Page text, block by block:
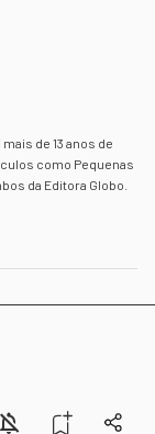
de 13 anos de
como Pequenas
da Editora Globo.